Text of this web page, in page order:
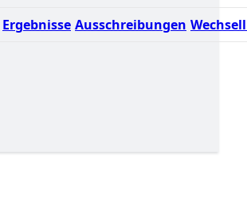
Ergebnisse Ausschreibungen